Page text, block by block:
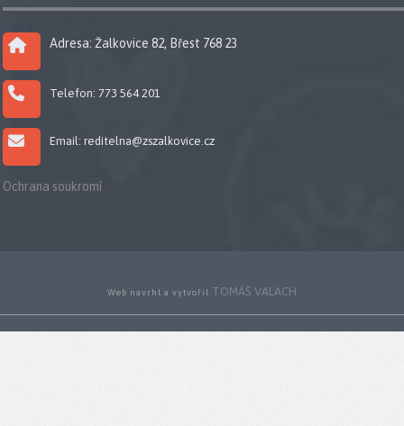
Adresa: Žalkovice 82, Břest 768 23
Telefon: 773 564 201
Email: reditelna@zszalkovice.cz
Ochrana soukromí
Web navrhl a vytvořil TOMÁŠ VALACH